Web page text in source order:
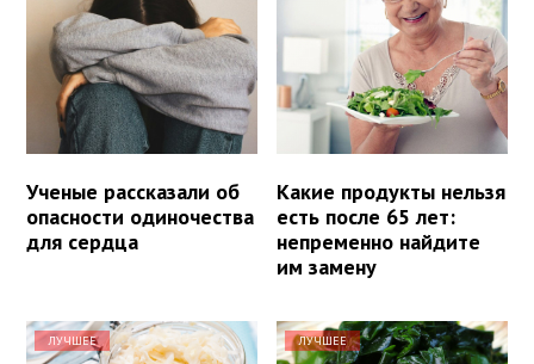
Ученые рассказали об
опасности одиночества
для сердца
Какие продукты нельзя
есть после 65 лет:
непременно найдите
им замену
ЛУЧШЕЕ ЛУЧШЕЕ